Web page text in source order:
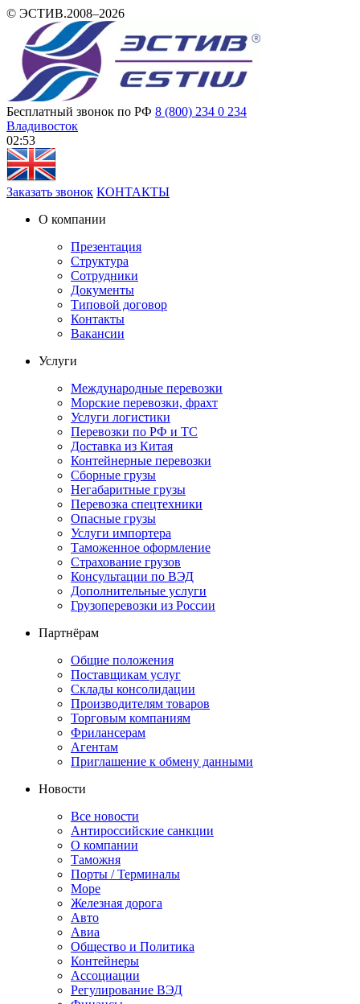
© ЭСТИВ.2008–2026
Бесплатный звонок по РФ 8 (800) 234 0 234
Владивосток
02 53
Заказать звонок КОНТАКТЫ
О компании
Презентация
Структура
Сотрудники
Документы
Типовой договор
Контакты
Вакансии
Услуги
Международные перевозки
Морские перевозки, фрахт
Услуги логистики
Перевозки по РФ и ТС
Доставка из Китая
Контейнерные перевозки
Сборные грузы
Негабаритные грузы
Перевозка спецтехники
Опасные грузы
Услуги импортера
Таможенное оформление
Страхование грузов
Консультации по ВЭД
Дополнительные услуги
Грузоперевозки из России
Партнёрам
Общие положения
Поставщикам услуг
Склады консолидации
Производителям товаров
Торговым компаниям
Фрилансерам
Агентам
Приглашение к обмену данными
Новости
Все новости
Антироссийские санкции
О компании
Таможня
Порты / Терминалы
Море
Железная дорога
Авто
Авиа
Общество и Политика
Контейнеры
Ассоциации
Регулирование ВЭД